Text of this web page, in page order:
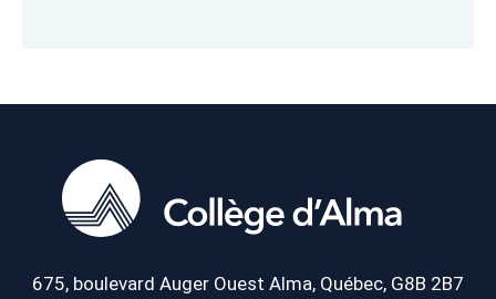
675, boulevard Auger Ouest Alma, Québec, G8B 2B7